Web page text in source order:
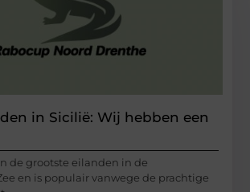
in Sicilië: Wij hebben een
de grootste eilanden in de
en is populair vanwege de prachtige